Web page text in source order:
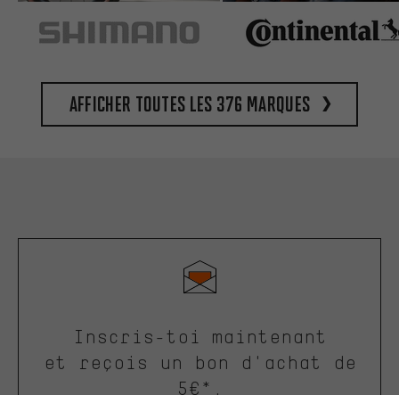
Afficher toutes les 376 marques
Inscris-toi maintenant
et reçois un bon d'achat de
5€*.